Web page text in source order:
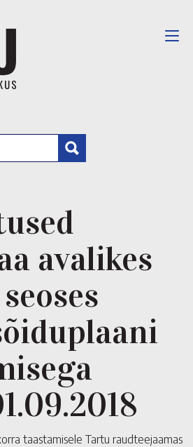
avalikes
taastamisele Tartu raudteejaamas